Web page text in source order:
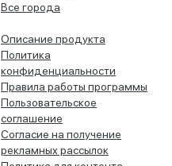
Все города
Описание продукта
Политика
конфиденциальности
Правила работы программы
Пользовательское
соглашение
Согласие на получение
рекламных рассылок